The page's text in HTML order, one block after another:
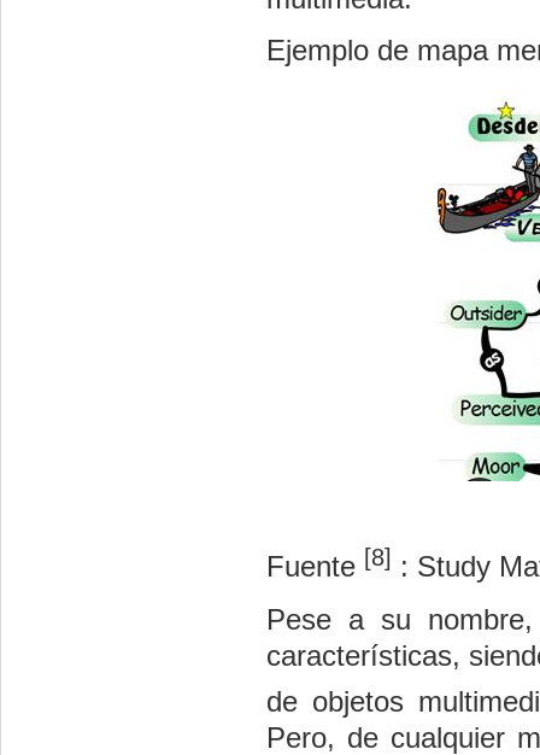
Ejemplo de mapa
Fuente [8] : Study
Pese a su
características,
de objetos
Pero, de cualquier